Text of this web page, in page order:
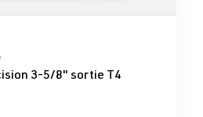
5 étoiles
3-5/8" sortie T4